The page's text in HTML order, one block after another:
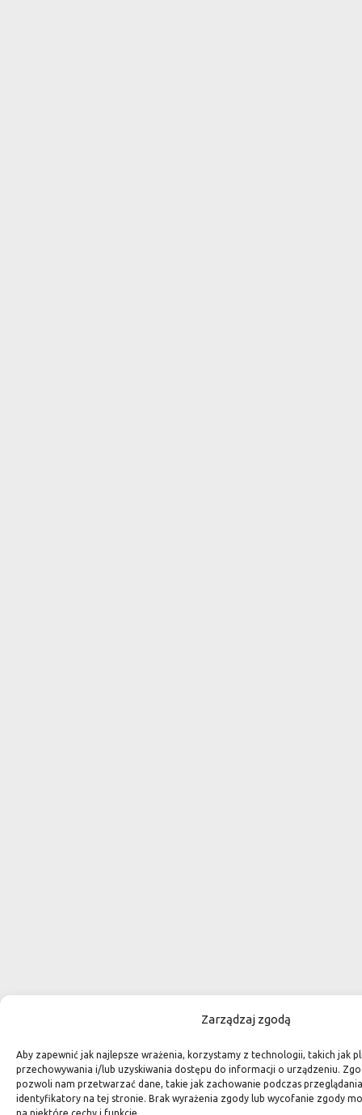
Zarządzaj zgodą
Aby zapewnić jak najlepsze wrażenia, korzystamy z technologii, takich jak
przechowywania i/lub uzyskiwania dostępu do informacji o urządzeniu.
pozwoli nam przetwarzać dane, takie jak zachowanie podczas
identyfikatory na tej stronie. Brak wyrażenia zgody lub wycofanie zgody